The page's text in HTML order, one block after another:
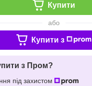
Купити
або
Купити з
з Пром?
під захистом